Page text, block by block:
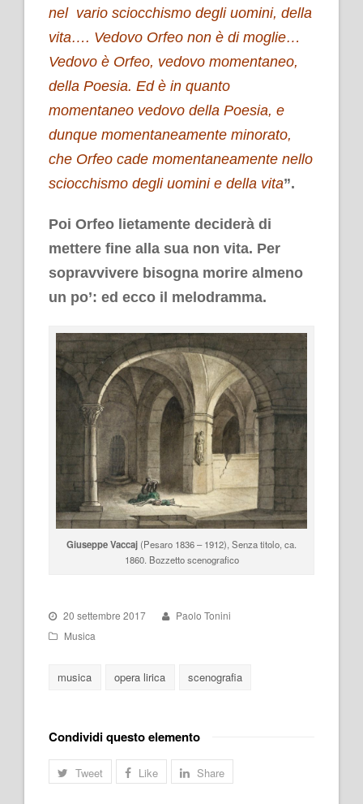
nel vario sciocchismo degli uomini, della
vita…. Vedovo Orfeo non è di moglie…
Vedovo è Orfeo, vedovo momentaneo,
della Poesia. Ed è in quanto
momentaneo vedovo della Poesia, e
dunque momentaneamente minorato,
che Orfeo cade momentaneamente nello
sciocchismo degli uomini e della vita”.
Poi Orfeo lietamente deciderà di
mettere fine alla sua non vita. Per
sopravvivere bisogna morire almeno
un po’: ed ecco il melodramma.
Giuseppe Vaccaj (Pesaro 1836 – 1912), Senza titolo, ca.
1860. Bozzetto scenografico
20 settembre 2017
Paolo Tonini
Musica
musica opera lirica scenografia
Condividi questo elemento
Tweet Like Share